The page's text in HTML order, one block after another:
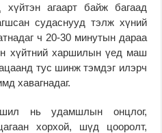
агаарт байж багаад
судаснууд тэлж хүний
ч 20-30 минутын дараа
хүйтний харшилын үед маш
тус шинж тэмдэг илэрч
хавагнадаг.
нь удамшлын онцлог,
хорхой, шүд цооролт,